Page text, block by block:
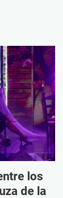
los
de la